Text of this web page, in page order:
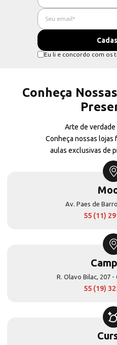
Eu li e concordo com os
Conheça
Arte de verdade
Conheça nossas lojas
aulas exclusivas de
Av. Paes de
55 (11)
R. Olavo Bilac, 207 -
55 (19)